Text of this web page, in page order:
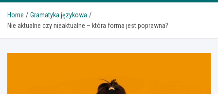
Home
Gramatyka językowa
Nie aktualne czy nieaktualne – która forma jest poprawna?